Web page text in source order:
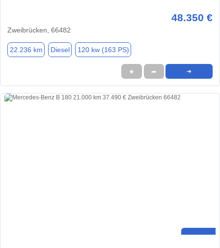
48.350 €
Zweibrücken, 66482
22.236 km Diesel 120 kw (163 PS)
★ ➦ ➜